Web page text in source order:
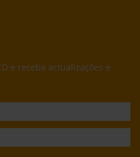
e receba actualizações e